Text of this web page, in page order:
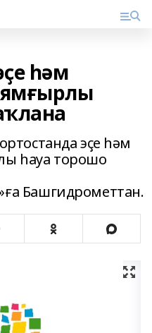
һәм
эҫе һәм
һауа торошо
Башгидрометтан.